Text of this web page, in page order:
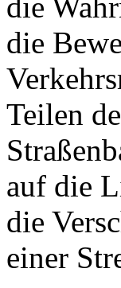
die
die
Teilen
auf die
die
einer